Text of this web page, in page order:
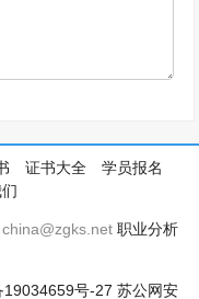
证书大全
学员报名
china@zgks.net职业分析
19034659号-27 苏公网安